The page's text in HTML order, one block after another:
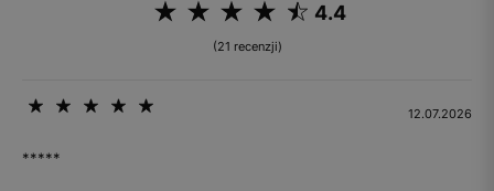
4.4
(21 recenzji)
12.07.2026
*****